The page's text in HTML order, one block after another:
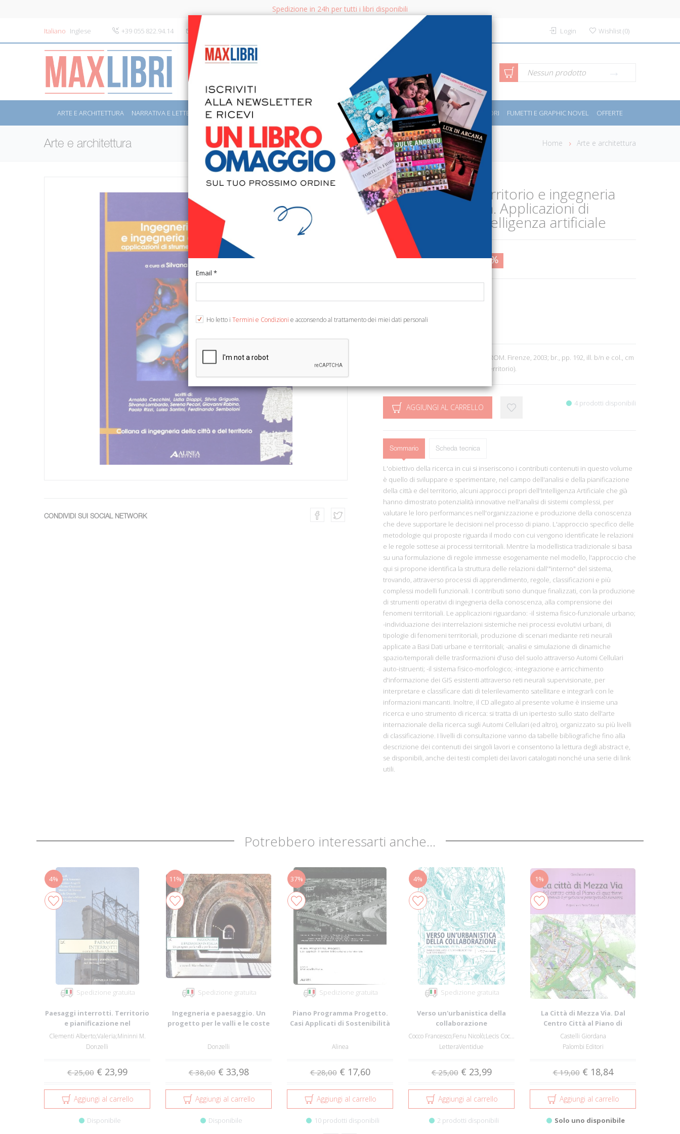
Spedizione in 24h per tutti i libri disponibili
Italiano Inglese +39 055 822.94.14 info@maxlibri.it Login Wishlist(0)
CERCA Ricerca avanzata Nessun prodotto
ARTE E ARCHITETTURA NARRATIVA E LETTERATURA SAGGISTICA LIBRI PER BAMBINI E RAGAZZI MANUALI - GUIDE - CORSI SPORT E MOTORI FUMETTI E GRAPHIC NOVEL OFFERTE
Arte e architettura Home Arte e architettura
CONDIVIDI SUI SOCIAL NETWORK
Ingegneria del territorio e ingegneria
della conoscenza. Applicazioni di
strumenti dell'intelligenza artificiale
€ 10,00€ 30,00 67%
Categoria: Animali - Natura
A cura di S. Lombardo. Acclude CD-ROM. Firenze, 2003; br., pp. 192, ill. b/n e col., cm
17x24. (Ingegneria della Città e del Territorio).
AGGIUNGI AL CARRELLO 4 prodotti disponibili
Sommario Scheda tecnica
L'obiettivo della ricerca in cui si inseriscono i contributi contenuti in questo volume
è quello di sviluppare e sperimentare, nel campo dell'analisi e della pianificazione
della città e del territorio, alcuni approcci propri dell'Intelligenza Artificiale che già
hanno dimostrato potenzialità innovative nell'analisi di sistemi complessi, per
valutare le loro performances nell'organizzazione e produzione della conoscenza
che deve supportare le decisioni nel processo di piano. L'approccio specifico delle
metodologie qui proposte riguarda il modo con cui vengono identificate le relazioni
e le regole sottese ai processi territoriali. Mentre la modellistica tradizionale si basa
su una formulazione di regole immesse esogenamente nel modello, l'approccio che
qui si propone identifica la struttura delle relazioni dall'"interno" del sistema,
trovando, attraverso processi di apprendimento, regole, classificazioni e più
complessi modelli funzionali. I contributi sono dunque finalizzati, con la produzione
di strumenti operativi di ingegneria della conoscenza, alla comprensione dei
fenomeni territoriali. Le applicazioni riguardano: -il sistema fisico-funzionale urbano;
-individuazione dei interrelazioni sistemiche nei processi evolutivi urbani, di
tipologie di fenomeni territoriali, produzione di scenari mediante reti neurali
applicate a Basi Dati urbane e territoriali; -analisi e simulazione di dinamiche
spazio/temporali delle trasformazioni d'uso del suolo attraverso Automi Cellulari
auto-istruenti; -il sistema fisico-morfologico; -integrazione e arricchimento
d'informazione dei GIS esistenti attraverso reti neurali supervisionate, per
interpretare e classificare dati di telerilevamento satellitare e integrarli con le
informazioni mancanti. Inoltre, il CD allegato al presente volume è insieme una
ricerca e uno strumento di ricerca: si tratta di un ipertesto sullo stato dell'arte
internazionale della ricerca sugli Automi Cellulari (ed altro), organizzato su più livelli
di classificazione. I livelli di consultazione vanno da tabelle bibliografiche fino alla
descrizione dei contenuti dei singoli lavori e consentono la lettura degli abstract e,
se disponibili, anche dei testi completi dei lavori catalogati nonché una serie di link
utili.
Potrebbero interessarti anche...
4%
Spedizione gratuita
Paesaggi interrotti. Territorio
e pianificazione nel
Mezzogiorno
Clementi Alberto;Valeria;Mininni M.
Donzelli
€ 25,00 € 23,99
Aggiungi al carrello
Disponibile
11%
Spedizione gratuita
Ingegneria e paesaggio. Un
progetto per le valli e le coste
Donzelli
€ 38,00 € 33,98
Aggiungi al carrello
Disponibile
37%
Spedizione gratuita
Piano Programma Progetto.
Casi Applicati di Sostenibilità
Alinea
€ 28,00 € 17,60
Aggiungi al carrello
10 prodotti disponibili
4%
Spedizione gratuita
Verso un'urbanistica della
collaborazione
Cocco Francesco;Fenu Nicolò;Lecis Cocco-O...
LetteraVentidue
€ 25,00 € 23,99
Aggiungi al carrello
2 prodotti disponibili
1%
La Città di Mezza Via. Dal
Centro Città al Piano di
Quartiere: ...
Castelli Giordana
Palombi Editori
€ 19,00 € 18,84
Aggiungi al carrello
Solo uno disponibile
Email *
Ho letto i Termini e Condizioni e acconsendo al trattamento dei miei dati personali